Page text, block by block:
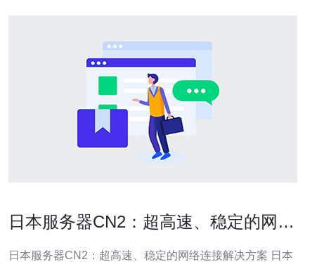
日本服务器CN2：超高速、稳定的网络
日本服务器CN2：超高速、稳定的网络连接解决方案 日本